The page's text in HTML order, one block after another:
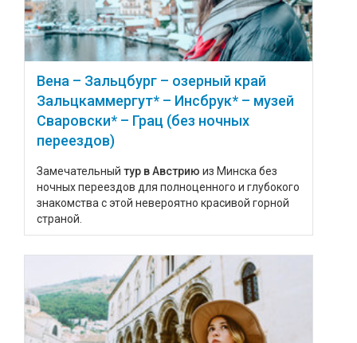
Вена – Зальцбург – озерный край
Зальцкаммергут* – Инсбрук* – музей
Сваровски* – Грац (без ночных
переездов)
Замечательный тур в Австрию из Минска без
ночных переездов для полноценного и глубокого
знакомства с этой невероятно красивой горной
страной.